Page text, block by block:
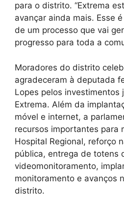
para o distrito. “Extrema
avançar ainda mais. Esse
de um processo que vai
progresso para toda a
Moradores do distrito
agradeceram à deputada
Lopes pelos investimentos
Extrema. Além da
móvel e internet, a
recursos importantes para
Hospital Regional, reforço
pública, entrega de totens
videomonitoramento,
monitoramento e avanços
distrito.